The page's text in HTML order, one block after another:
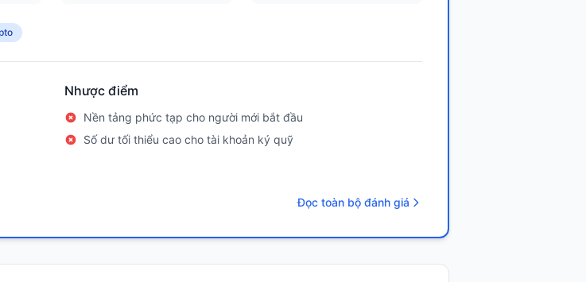
Nhược điểm
Nền tảng phức tạp cho người mới bắt đầu
Số dư tối thiểu cao cho tài khoản ký quỹ
Đọc toàn bộ đánh giá